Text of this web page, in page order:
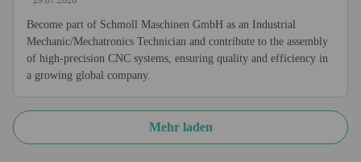
Become part of Schmoll Maschinen GmbH as an Industrial
Mechanic/Mechatronics Technician and contribute to the assembly
of high-precision CNC systems, ensuring quality and efficiency in
a growing global company.
Mehr laden